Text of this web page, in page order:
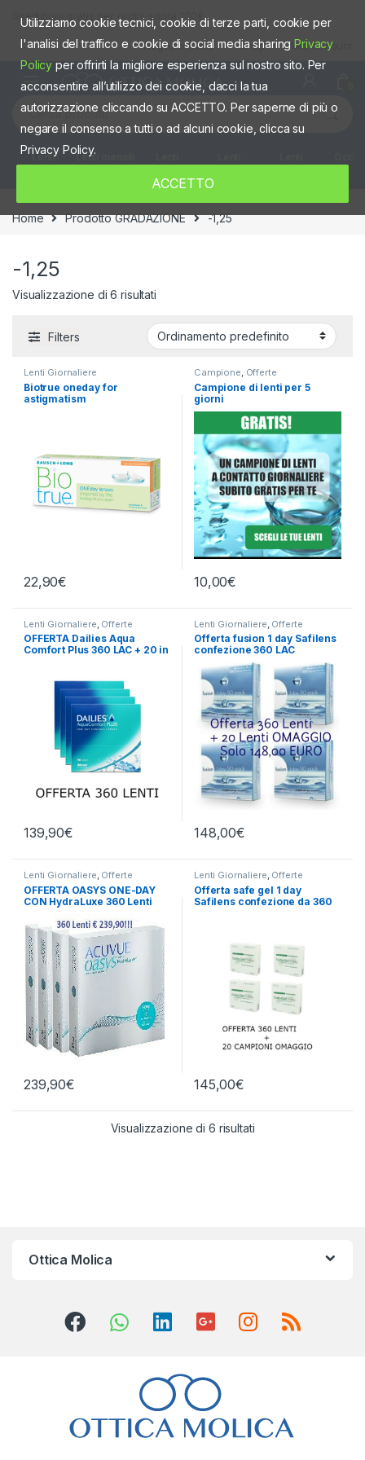
Spedizioni gratis per ordini sopra 100€
Negozio fisico Shop Mio account
Cerca:
Lenti
Lenti mensili
Home Prodotto GRADAZIONE -1,25
-1,25
Visualizzazione di 6 risultati
Filters
Lenti Giornaliere
Biotrue oneday for
astigmatism
22,90€
Campione Offerte
Campione di lenti per 5
giorni
10,00€
Lenti Giornaliere Offerte
OFFERTA Dailies Aqua
Comfort Plus 360 LAC + 20 in
139,90€
Lenti Giornaliere Offerte
Offerta fusion 1 day Safilens
confezione 360 LAC
148,00€
Lenti Giornaliere, Offerte
OFFERTA OASYS ONE-DAY
CON HydraLuxe 360 Lenti
239,90€
Lenti Giornaliere, Offerte
Offerta safe gel 1 day
Safilens confezione da 360
145,00€
Visualizzazione di 6 risultati
Ottica Molica
Utilizziamo cookie tecnici, cookie di terze parti, cookie per
l'analisi del traffico e cookie di social media sharingPrivacy
Policy per offrirti la migliore esperienza sul nostro sito. Per
acconsentire all’utilizzo dei cookie, dacci la tua
autorizzazione cliccando su ACCETTO. Per saperne di più o
negare il consenso a tutti o ad alcuni cookie, clicca su
Privacy Policy.
ACCETTO